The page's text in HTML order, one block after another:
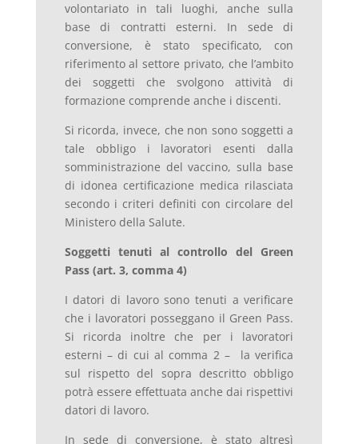
volontariato in tali luoghi, anche sulla
base di contratti esterni. In sede di
conversione, è stato specificato, con
riferimento al settore privato, che l’ambito
dei soggetti che svolgono attività di
formazione comprende anche i discenti.
Si ricorda, invece, che non sono soggetti a
tale obbligo i lavoratori esenti dalla
somministrazione del vaccino, sulla base
di idonea certificazione medica rilasciata
secondo i criteri definiti con circolare del
Ministero della Salute.
Soggetti tenuti al controllo del Green
Pass (art. 3, comma 4)
I datori di lavoro sono tenuti a verificare
che i lavoratori posseggano il Green Pass.
Si ricorda inoltre che per i lavoratori
esterni – di cui al comma 2 – la verifica
sul rispetto del sopra descritto obbligo
potrà essere effettuata anche dai rispettivi
datori di lavoro.
In sede di conversione, è stato altresì